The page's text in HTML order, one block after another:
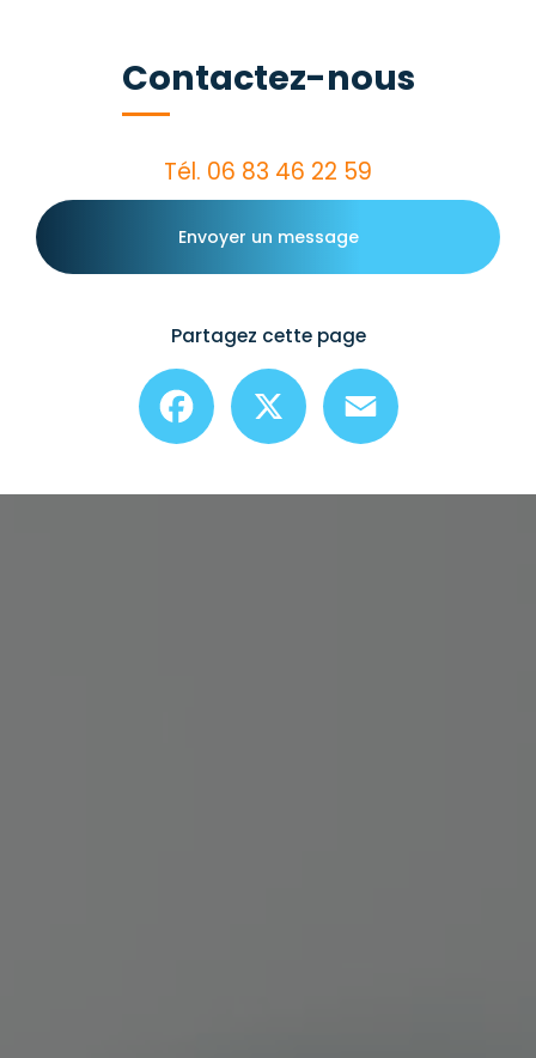
Contactez-nous
Tél. 06 83 46 22 59
Envoyer un message
Partagez cette page
Facebook